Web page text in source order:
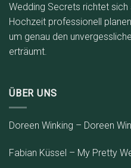
Wedding Secrets richtet sich
Hochzeit professionell
um genau den
erträumt.
ÜBER UNS
Doreen Winking – Doreen
Fabian Küssel – My Pretty